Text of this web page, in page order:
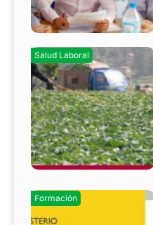
Salud Laboral
Formación